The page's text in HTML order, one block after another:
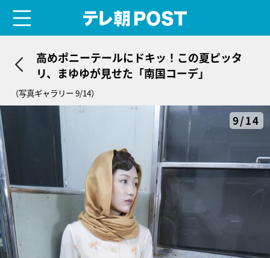
高めポニーテールにドキッ！この夏ピッタ
リ、まゆゆが見せた「南国コーデ」
（写真ギャラリー 9/14）
9/14